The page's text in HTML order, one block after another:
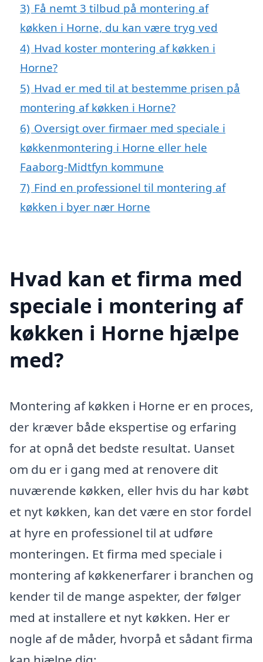
3) Få nemt 3 tilbud på montering af
køkken i Horne, du kan være tryg ved
4) Hvad koster montering af køkken i
Horne?
5) Hvad er med til at bestemme prisen på
montering af køkken i Horne?
6) Oversigt over firmaer med speciale i
køkkenmontering i Horne eller hele
Faaborg-Midtfyn kommune
7) Find en professionel til montering af
køkken i byer nær Horne
Hvad kan et firma med
speciale i montering af
køkken i Horne hjælpe
med?
Montering af køkken i Horne er en proces,
der kræver både ekspertise og erfaring
for at opnå det bedste resultat. Uanset
om du er i gang med at renovere dit
nuværende køkken, eller hvis du har købt
et nyt køkken, kan det være en stor fordel
at hyre en professionel til at udføre
monteringen. Et firma med speciale i
montering af køkkenerfarer i branchen og
kender til de mange aspekter, der følger
med at installere et nyt køkken. Her er
nogle af de måder, hvorpå et sådant firma